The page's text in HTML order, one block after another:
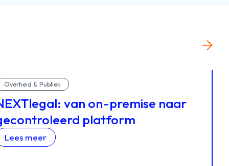
Overheid & Publiek
van on-premise naar
platform
Lees meer